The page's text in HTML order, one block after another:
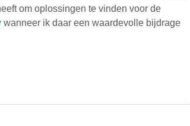
om oplossingen te vinden voor de
wanneer ik daar een waardevolle bijdrage